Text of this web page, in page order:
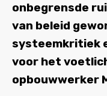
onbegrensde
van beleid
systeemkritiek
voor het
opbouwwerker